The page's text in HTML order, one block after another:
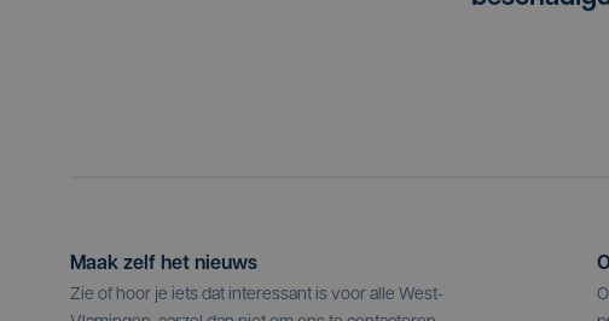
Maak zelf het nieuws
Zie of hoor je iets dat interessant is voor alle West-